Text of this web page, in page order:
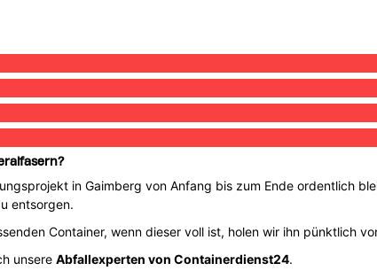
in Gaimberg von Anfang bis zum Ende ordentlich
entsorgen.
Container, wenn dieser voll ist, holen wir ihn pünktlich
unsere Abfallexperten von Containerdienst24.